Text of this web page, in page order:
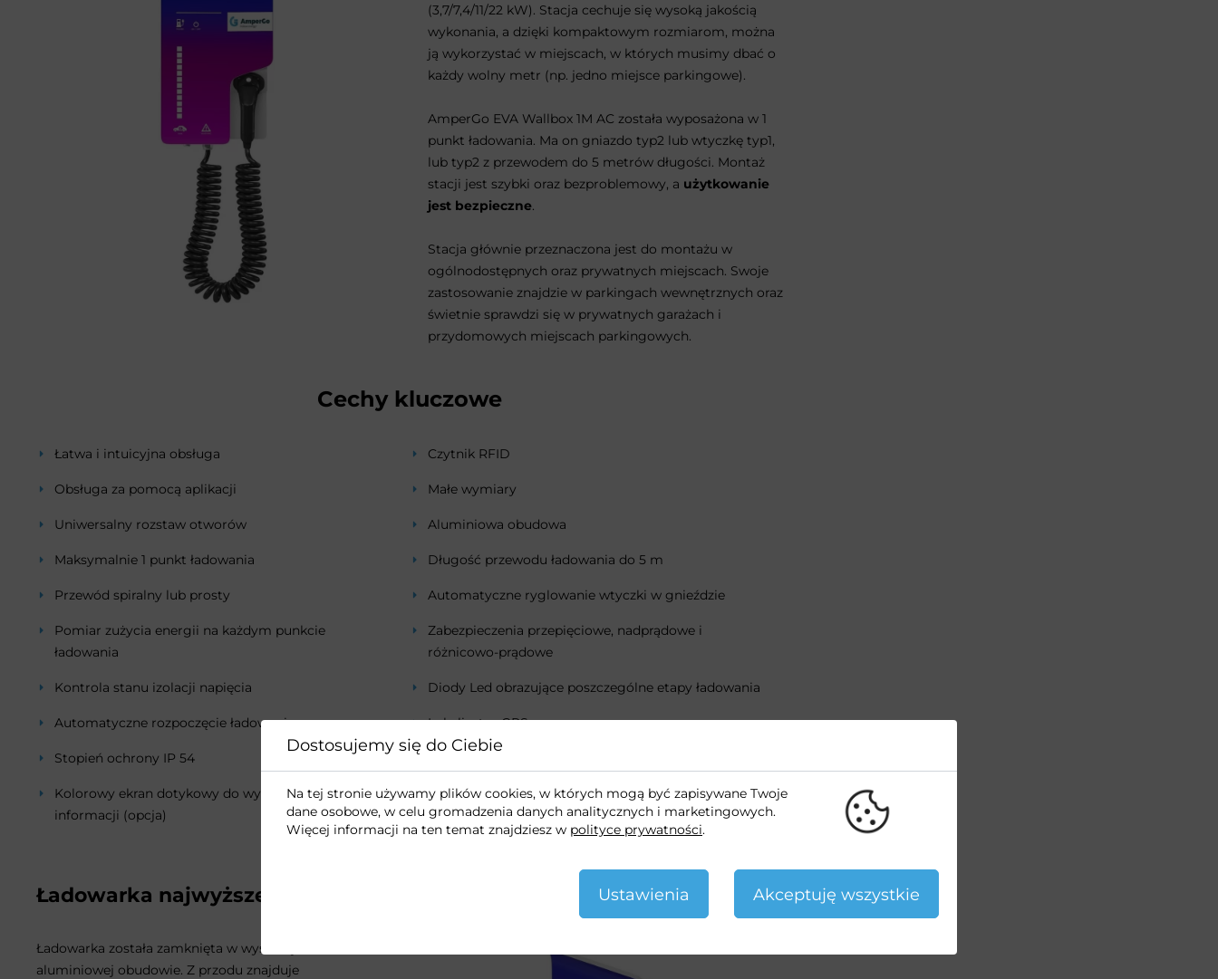
(3,7/7,4/11/22 kW). Stacja cechuje się wysoką jakością
wykonania, a dzięki kompaktowym rozmiarom, można
ją wykorzystać w miejscach, w których musimy dbać o
każdy wolny metr (np. jedno miejsce parkingowe).
AmperGo EVA Wallbox 1M AC została wyposażona w 1
punkt ładowania. Ma on gniazdo typ2 lub wtyczkę typ1,
lub typ2 z przewodem do 5 metrów długości. Montaż
stacji jest szybki oraz bezproblemowy, a użytkowanie
jest bezpieczne.
Stacja głównie przeznaczona jest do montażu w
ogólnodostępnych oraz prywatnych miejscach. Swoje
zastosowanie znajdzie w parkingach wewnętrznych oraz
świetnie sprawdzi się w prywatnych garażach i
przydomowych miejscach parkingowych.
Cechy kluczowe
Łatwa i intuicyjna obsługa Czytnik RFID
Obsługa za pomocą aplikacji Małe wymiary
Uniwersalny rozstaw otworów Aluminiowa obudowa
Maksymalnie 1 punkt ładowania Długość przewodu ładowania do 5 m
Przewód spiralny lub prosty Automatyczne ryglowanie wtyczki w gnieździe
Pomiar zużycia energii na każdym punkcie
ładowania
Zabezpieczenia przepięciowe, nadprądowe i
różnicowo-prądowe
Kontrola stanu izolacji napięcia Diody Led obrazujące poszczególne etapy ładowania
Automatyczne rozpoczęcie ładowania Lokalizator GPS
Stopień ochrony IP 54
Kolorowy ekran dotykowy do wyświetlania
informacji (opcja)
Ładowarka najwyższej jakości
Ładowarka została zamknięta w wysokiej klasie
aluminiowej obudowie. Z przodu znajduje
Dostosujemy się do Ciebie
Na tej stronie używamy plików cookies, w których mogą być zapisywane Twoje
dane osobowe, w celu gromadzenia danych analitycznych i marketingowych.
Więcej informacji na ten temat znajdziesz w polityce prywatności.
Ustawienia Akceptuję wszystkie